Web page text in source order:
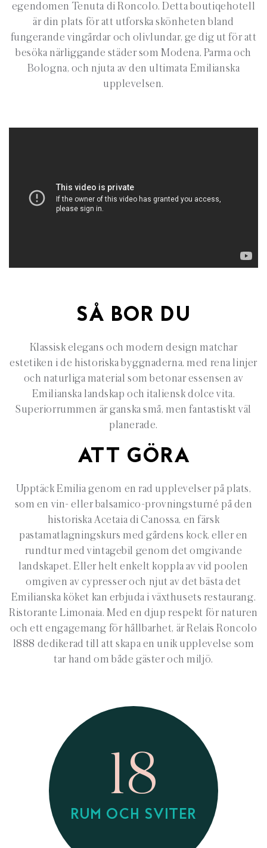
egendomen Tenuta di Roncolo. Detta boutiqehotell
är din plats för att utforska skönheten bland
fungerande vingårdar och olivlundar, ge dig ut för att
besöka närliggande städer som Modena, Parma och
Bologna, och njuta av den ultimata Emilianska
upplevelsen.
SÅ BOR DU
Klassisk elegans och modern design matchar
estetiken i de historiska byggnaderna, med rena linjer
och naturliga material som betonar essensen av
Emilianska landskap och italiensk dolce vita.
Superiorrummen är ganska små, men fantastiskt väl
planerade.
ATT GÖRA
Upptäck Emilia genom en rad upplevelser på plats,
som en vin- eller balsamico-provningsturné på den
historiska Acetaia di Canossa, en färsk
pastamatlagningskurs med gårdens kock, eller en
rundtur med vintagebil genom det omgivande
landskapet. Eller helt enkelt koppla av vid poolen
omgiven av cypresser och njut av det bästa det
Emilianska köket kan erbjuda i växthusets restaurang.
Ristorante Limonaia. Med en djup respekt för naturen
och ett engagemang för hållbarhet, är Relais Roncolo
1888 dedikerad till att skapa en unik upplevelse som
tar hand om både gäster och miljö.
18
RUM OCH SVITER